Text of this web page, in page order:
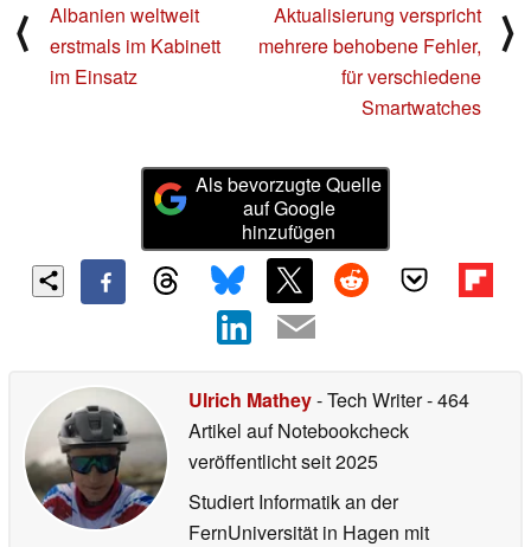
⟨
Albanien weltweit
erstmals im Kabinett
im Einsatz
Aktualisierung verspricht
mehrere behobene Fehler,
für verschiedene
Smartwatches
⟩
Als bevorzugte Quelle
auf Google
hinzufügen
Ulrich Mathey- Tech Writer- 464
Artikel auf Notebookcheck
veröffentlichtseit 2025
Studiert Informatik an der
FernUniversität in Hagen mit